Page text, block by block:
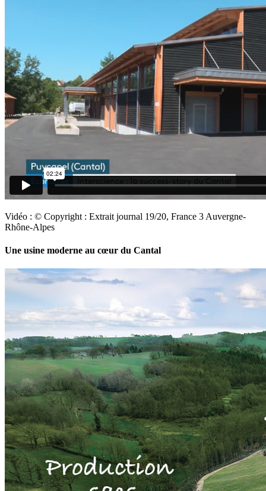
Vidéo : © Copyright : Extrait journal 19/20, France 3 Auvergne-
Rhône-Alpes
Une usine moderne au cœur du Cantal